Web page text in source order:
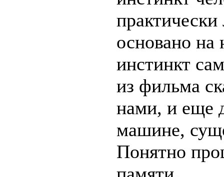
основано на
инстинкт
из фильма
нами, и еще
машине,
Понятно